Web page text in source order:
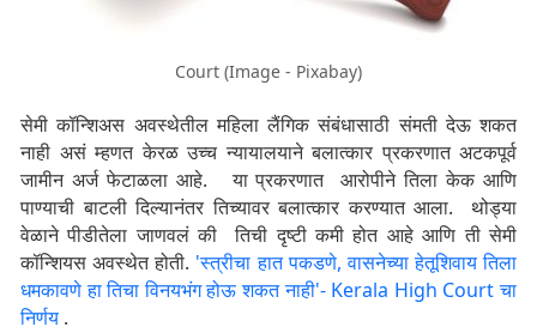
Court (Image - Pixabay)
सेमी कॉन्शिअस अवस्थेतील महिला लैंगिक संबंधासाठी संमती देऊ शकत
नाही असं म्हणत केरळ उच्च न्यायालयाने बलात्कार प्रकरणात अटकपूर्व
जामीन अर्ज फेटाळला आहे. या प्रकरणात आरोपीने तिला केक आणि
पाण्याची बाटली दिल्यानंतर तिच्यावर बलात्कार करण्यात आला. थोड्या
वेळाने पीडीतेला जाणवलं की तिची दृष्टी कमी होत आहे आणि ती सेमी
कॉन्शियस अवस्थेत होती. 'स्त्रीचा हात पकडणे, वासनेच्या हेतूशिवाय तिला
धमकावणे हा तिचा विनयभंग होऊ शकत नाही'- Kerala High Court चा
निर्णय .